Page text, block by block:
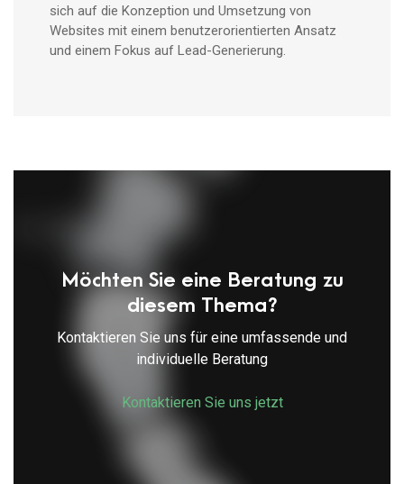
sich auf die Konzeption und Umsetzung von
Websites mit einem benutzerorientierten Ansatz
und einem Fokus auf Lead-Generierung.
Möchten Sie eine Beratung zu
diesem Thema?
Kontaktieren Sie uns für eine umfassende und
individuelle Beratung
Kontaktieren Sie uns jetzt